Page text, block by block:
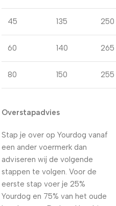
45 135 250
60 140 265
80 150 255
Overstapadvies
Stap je over op Yourdog vanaf
een ander voermerk dan
adviseren wij de volgende
stappen te volgen. Voor de
eerste stap voer je 25%
Yourdog en 75% van het oude